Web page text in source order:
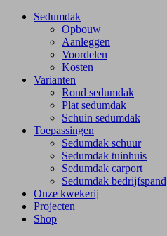
Sedumdak
Opbouw
Aanleggen
Voordelen
Kosten
Varianten
Rond sedumdak
Plat sedumdak
Schuin sedumdak
Toepassingen
Sedumdak schuur
Sedumdak tuinhuis
Sedumdak carport
Sedumdak bedrijfspand
Onze kwekerij
Projecten
Shop